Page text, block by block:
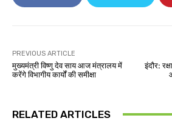
PREVIOUS ARTICLE
मुख्यमंत्री विष्णु देव साय आज मंत्रालय में
करेंगे विभागीय कार्यों की समीक्षा
इंदौर:
RELATED ARTICLES